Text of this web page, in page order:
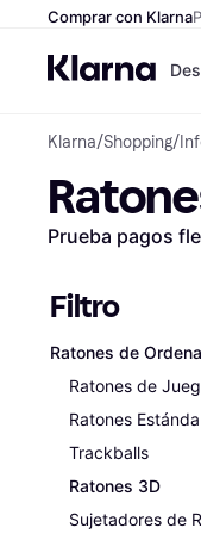
Comprar con Klarna
Klarna/Shopping/
Prueba pagos
Filtro
Ratones de
Ratones de
Ratones
Trackballs
Ratones 3D
Sujetadores de